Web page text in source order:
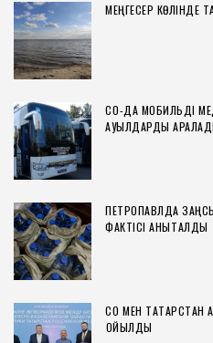
МЕҢГЕСЕР КӨЛІНДЕ
СҚО-ДА МОБИЛЬДІ
АУЫЛДАРДЫ
ПЕТРОПАВЛДА
ФАКТІСІ АНЫҚТАЛДЫ
СҚО МЕН ТАТАРСТАН
ҚОЙЫЛДЫ